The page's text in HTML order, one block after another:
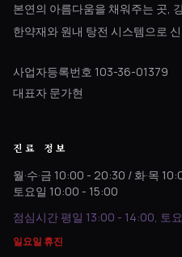
본연의 아름다움을 채워주는 곳,
한약재와 원내 탕전 시스템으로
사업자등록번호 103-36-01379
대표자 문가현
진료 정보
월·수·금 10:00 - 20:30 / 화·목
토요일 10:00 - 15:00
점심시간 평일 13:00 - 14:00, 토
일요일 휴진